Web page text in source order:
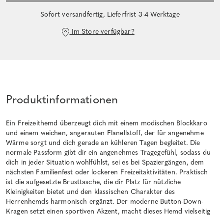
Sofort versandfertig, Lieferfrist 3-4 Werktage
Im Store verfügbar?
Produktinformationen
Ein Freizeithemd überzeugt dich mit einem modischen Blockkaro
und einem weichen, angerauten Flanellstoff, der für angenehme
Wärme sorgt und dich gerade an kühleren Tagen begleitet. Die
normale Passform gibt dir ein angenehmes Tragegefühl, sodass du
dich in jeder Situation wohlfühlst, sei es bei Spaziergängen, dem
nächsten Familienfest oder lockeren Freizeitaktivitäten. Praktisch
ist die aufgesetzte Brusttasche, die dir Platz für nützliche
Kleinigkeiten bietet und den klassischen Charakter des
Herrenhemds harmonisch ergänzt. Der moderne Button-Down-
Kragen setzt einen sportiven Akzent, macht dieses Hemd vielseitig